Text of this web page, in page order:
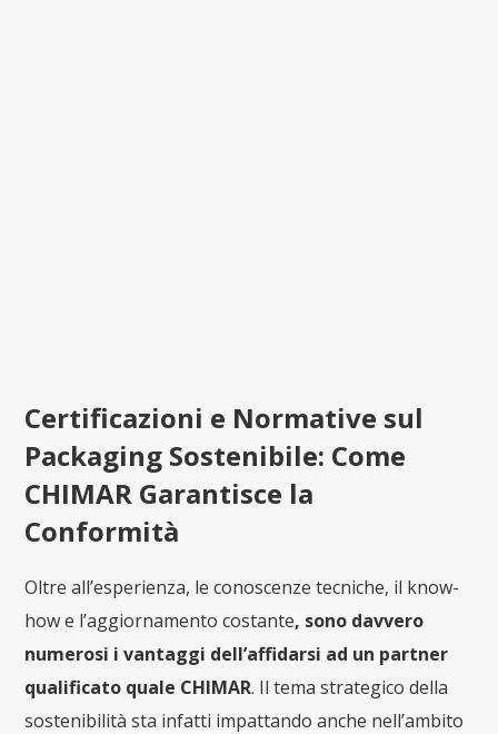
Certificazioni e Normative sul
Packaging Sostenibile: Come
CHIMAR Garantisce la
Conformità
Oltre all’esperienza, le conoscenze tecniche, il know-
how e l’aggiornamento costante, sono davvero
numerosi i vantaggi dell’affidarsi ad un partner
qualificato quale CHIMAR. Il tema strategico della
sostenibilità sta infatti impattando anche nell’ambito